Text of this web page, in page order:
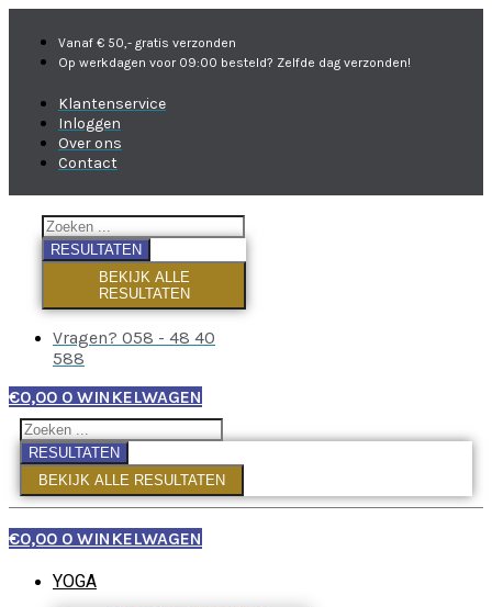
Vanaf € 50,- gratis verzonden
Op werkdagen voor 09:00 besteld? Zelfde dag verzonden!
Klantenservice
Inloggen
Over ons
Contact
RESULTATEN
BEKIJK ALLE
RESULTATEN
Vragen? 058 - 48 40
588
€0,00 0 WINKELWAGEN
RESULTATEN
BEKIJK ALLE RESULTATEN
€0,00 0 WINKELWAGEN
YOGA